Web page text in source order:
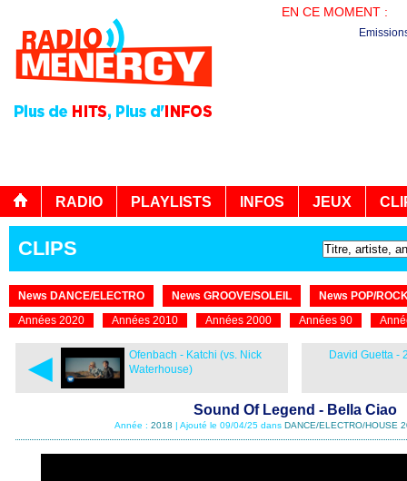
EN CE MOMENT :
RADIO PLAYLISTS INFOS JEUX
CLIPS
News DANCE/ELECTRO News GROOVE/SOLEIL
News POP/
Années 2020
Années 2010 Années 2000 Années 90
◄
Ofenbach - Katchi (vs. Nick
Waterhouse)
David Guetta -
Sound Of Legend - Bella Ciao
Année : 2018 | Ajouté le 09/04/25 dans DANCE/ELECTRO/HOUSE